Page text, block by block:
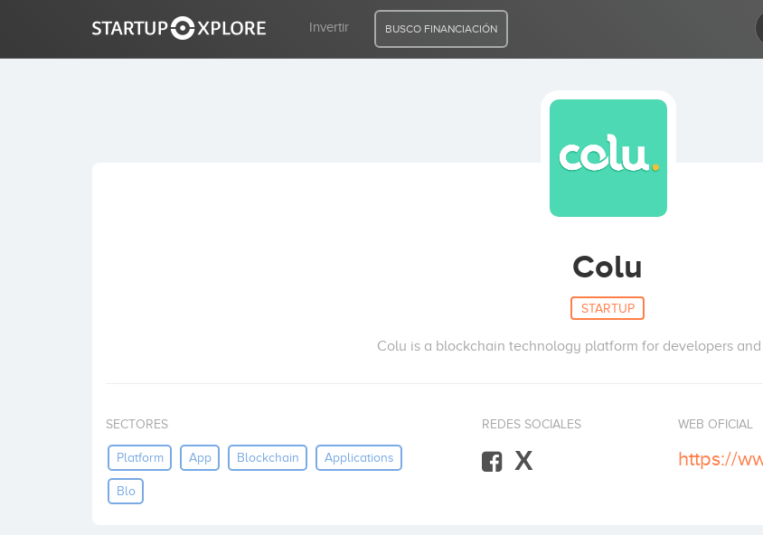
Invertir BUSCO FINANCIACIÓN
Colu
STARTUP
Colu is a blockchain technology platform for developers
SECTORES
Platform App Blockchain Applications
Blo
REDES SOCIALES
X
WEB OFICIAL
https://